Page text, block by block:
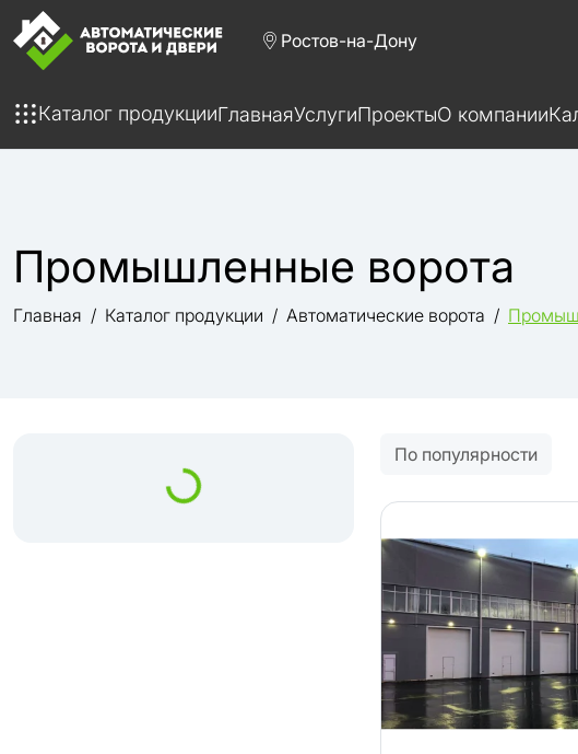
Ростов-на-Дону
Каталог продукцииГлавнаяУслугиПроектыО компании
Промышленные ворота
Главная Каталог продукции Автоматические ворота
По популярности